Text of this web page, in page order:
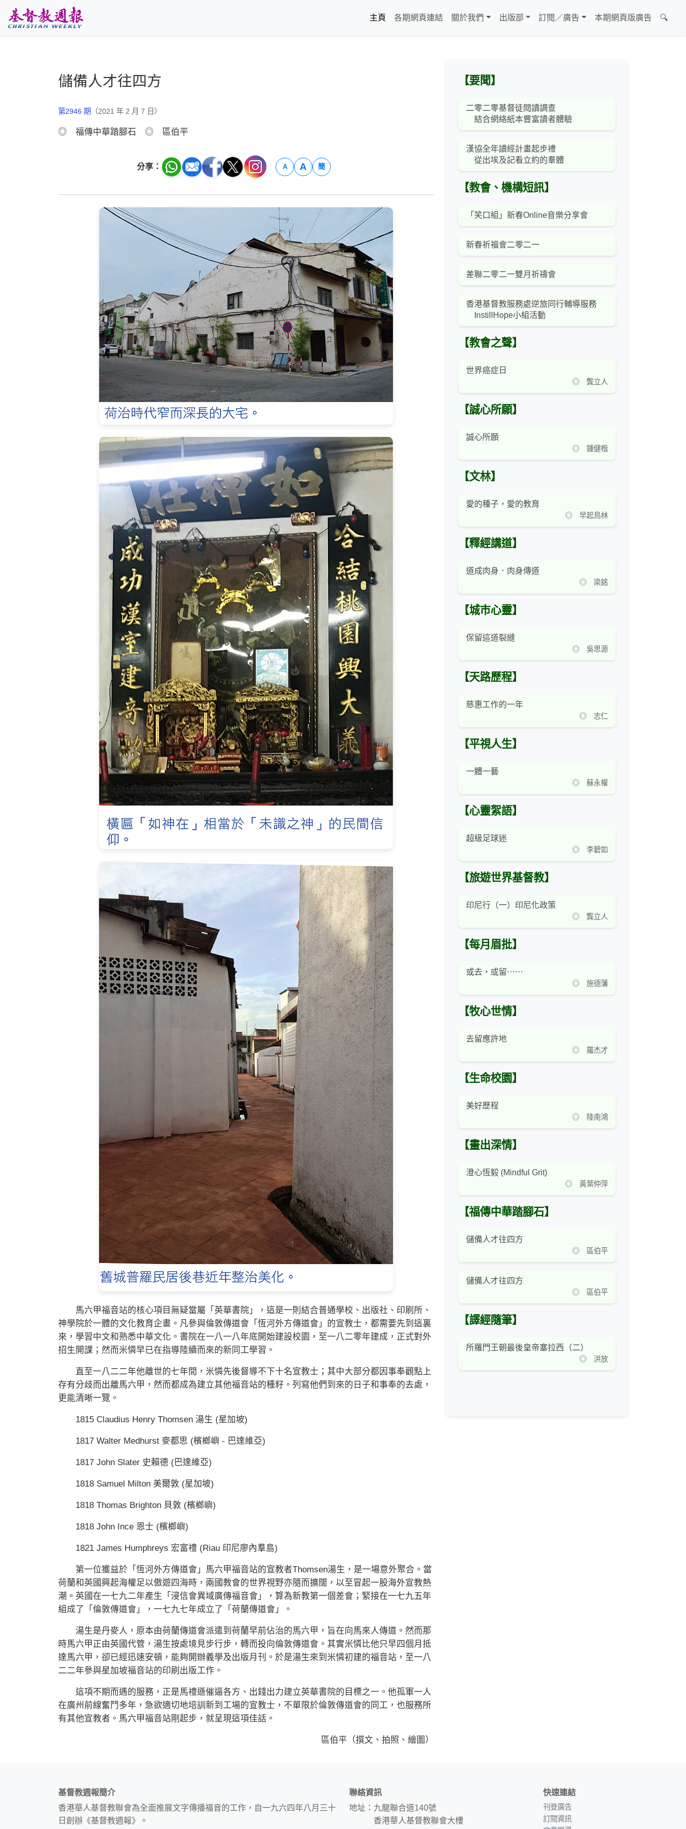
主頁
各期網頁連結 關於我們 出版部 訂閱／廣告 本期網頁版廣告 🔍
儲備人才往四方
第2946 期 （2021 年 2 月 7 日）
◎ 福傳中華踏腳石 ◎ 區伯平
分享： A A 簡
馬六甲福音站的核心項目無疑當屬「英華書院」，這是一則結合普通學校、出版社、印刷所、
神學院於一體的文化教育企畫。凡參與倫敦傳道會「恆河外方傳道會」的宣教士，都需要先到這裏
來，學習中文和熟悉中華文化。書院在一八一八年底開始建設校園，至一八二零年建成，正式對外
招生開課；然而米憐早已在指導陸續而來的新同工學習。
直至一八二二年他離世的七年間，米憐先後督導不下十名宣教士；其中大部分都因事奉觀點上
存有分歧而出離馬六甲，然而都成為建立其他福音站的種籽。列寫他們到來的日子和事奉的去處，
更能清晰一覽。
1815 Claudius Henry Thomsen 湯生 (星加坡)
1817 Walter Medhurst 麥都思 (檳榔嶼 - 巴達維亞)
1817 John Slater 史賴德 (巴達維亞)
1818 Samuel Milton 美爾敦 (星加坡)
1818 Thomas Brighton 貝敦 (檳榔嶼)
1818 John Ince 恩士 (檳榔嶼)
1821 James Humphreys 宏富禮 (Riau 印尼廖內羣島)
第一位獲益於「恆河外方傳道會」馬六甲福音站的宣教者Thomsen湯生，是一場意外聚合。當
荷蘭和英國興起海權足以傲遊四海時，兩國教會的世界視野亦隨而擴闊，以至冒起一股海外宣教熱
潮。英國在一七九二年產生「浸信會異域廣傳福音會」，算為新教第一個差會；緊接在一七九五年
組成了「倫敦傳道會」，一七九七年成立了「荷蘭傳道會」。
湯生是丹麥人，原本由荷蘭傳道會派遣到荷蘭早前佔治的馬六甲，旨在向馬來人傳道。然而那
時馬六甲正由英國代管，湯生按處境見步行步，轉而投向倫敦傳道會。其實米憐比他只早四個月抵
達馬六甲，卻已經迅速安頓，能夠開辦義學及出版月刊。於是湯生來到米憐初建的福音站，至一八
二二年參與星加坡福音站的印刷出版工作。
這項不期而遇的服務，正是馬禮遜催逼各方、出錢出力建立英華書院的目標之一。他孤軍一人
在廣州前線奮鬥多年，急欲適切地培訓新到工場的宣教士，不單限於倫敦傳道會的同工，也服務所
有其他宣教者。馬六甲福音站剛起步，就呈現這項佳話。
區伯平（撰文、拍照、繪圖）
【要聞】
二零二零基督徒閱讀調查
結合網絡紙本豐富讀者體驗
漢協全年讀經計畫起步禮
從出埃及記看立約的羣體
【教會、機構短訊】
「笑口組」新春Online音樂分享會
新春祈福會二零二一
差聯二零二一雙月祈禱會
香港基督教服務處逆旅同行輔導服務
InstillHope小組活動
【教會之聲】
世界癌症日
◎ 龔立人
【誠心所願】
誠心所願
◎ 鍾健楷
【文林】
愛的種子，愛的教育
◎ 早起鳥林
【釋經講道】
道成肉身．肉身傳道
◎ 梁銘
【城市心靈】
保留這道裂縫
◎ 吳思源
【天路歷程】
慈惠工作的一年
◎ 志仁
【平視人生】
一體一藝
◎ 蘇永權
【心靈絮語】
超級足球迷
◎ 李碧如
【旅遊世界基督教】
印尼行（一）印尼化政策
◎ 龔立人
【每月眉批】
或去，或留⋯⋯
◎ 施德藩
【牧心世情】
去留應許地
◎ 羅杰才
【生命校園】
美好歷程
◎ 陸南鴻
【畫出深情】
澄心恆毅 (Mindful Grit)
◎ 黃葉仲萍
【福傳中華踏腳石】
儲備人才往四方
◎ 區伯平
儲備人才往四方
◎ 區伯平
【譯經隨筆】
所羅門王朝最後皇帝塞拉西（二）
◎ 洪放
基督教週報簡介
香港華人基督教聯會為全面推展文字傳播福音的工作，自一九六四年八月三十
日創辦《基督教週報》。
聯絡資訊
地址：九龍聯合道140號
香港華人基督教聯會大樓
快速連結
刊登廣告
訂閱資訊